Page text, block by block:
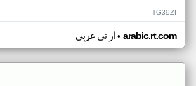
TG39ZI
ار تي عربي• arabic.rt.com